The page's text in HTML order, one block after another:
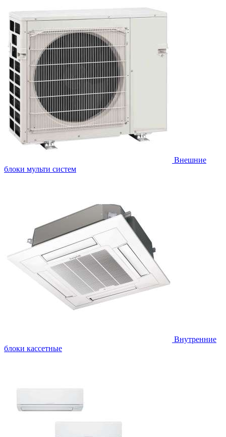
Внешние
блоки мульти систем
Внутренние
блоки кассетные